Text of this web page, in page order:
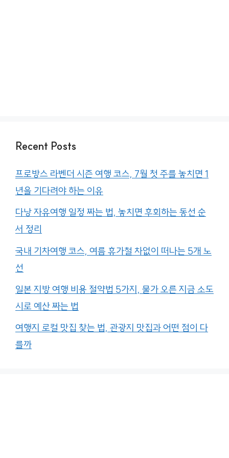
Recent Posts
프로방스 라벤더 시즌 여행 코스, 7월 첫 주를 놓치면 1
년을 기다려야 하는 이유
다낭 자유여행 일정 짜는 법, 놓치면 후회하는 동선 순
서 정리
국내 기차여행 코스, 여름 휴가철 차없이 떠나는 5개 노
선
일본 지방 여행 비용 절약법 5가지, 물가 오른 지금 소도
시로 예산 짜는 법
여행지 로컬 맛집 찾는 법, 관광지 맛집과 어떤 점이 다
를까